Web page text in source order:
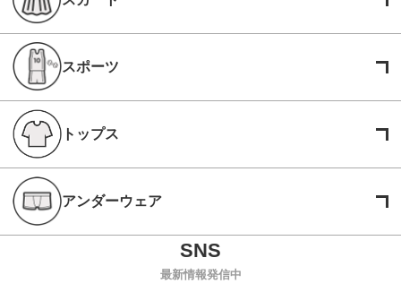
スポーツ
トップス
アンダーウェア
最新情報発信中